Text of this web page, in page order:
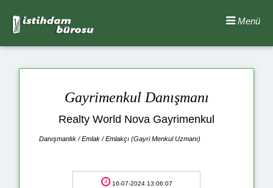
Menü
Gayrimenkul Danışmanı
Realty World Nova Gayrimenkul
Danışmanlık / Emlak / Emlakçı (Gayri Menkul Uzmanı)
16-07-2024 13:06:07